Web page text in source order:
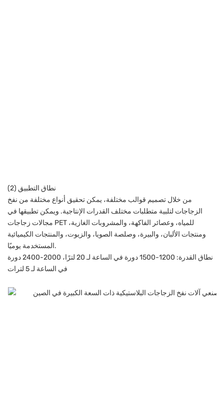
(2) نطاق التطبيق
من خلال تصميم قوالب مختلفة، يمكن تحقيق أنواع مختلفة من نفخ
الزجاجات لتلبية متطلبات مختلف القدرات الإنتاجية. ويمكن تطبيقها في
مجالات زجاجات PET للمياه، وعصائر الفاكهة، والمشروبات الغازية،
ومنتجات الألبان، والبيرة، وصلصة الصويا، والزيوت، والمنتجات الكيميائية
المستخدمة يوميًا.
نطاق القدرة: 1200-1500 دورة في الساعة لـ 20 لترًا، 2000-2400 دورة
في الساعة لـ 5 لترات